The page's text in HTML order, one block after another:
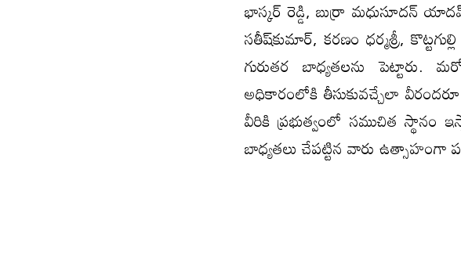
భాస్కర్‌ రెడ్డి, బుర్రా మధుసూదన్‌
సతీష్‌కుమార్, కరణం ధర్మశ్రీ,
గురుతర బాధ్యతలను పెట్టారు.
అధికారంలోకి తీసుకువచ్చేలా
వీరికి ప్రభుత్వంలో సముచిత స్థానం
బాధ్యతలు చేపట్టిన వారు ఉత్సాహంగా